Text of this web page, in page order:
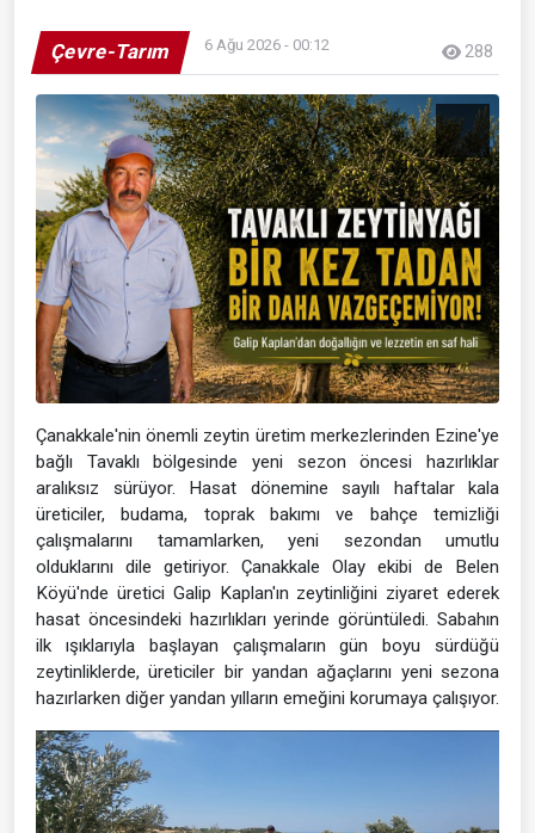
Çevre-Tarım 6 Ağu 2026 - 00:12 288
Çanakkale'nin önemli zeytin üretim merkezlerinden Ezine'ye
bağlı Tavaklı bölgesinde yeni sezon öncesi hazırlıklar
aralıksız sürüyor. Hasat dönemine sayılı haftalar kala
üreticiler, budama, toprak bakımı ve bahçe temizliği
çalışmalarını tamamlarken, yeni sezondan umutlu
olduklarını dile getiriyor. Çanakkale Olay ekibi de Belen
Köyü'nde üretici Galip Kaplan'ın zeytinliğini ziyaret ederek
hasat öncesindeki hazırlıkları yerinde görüntüledi. Sabahın
ilk ışıklarıyla başlayan çalışmaların gün boyu sürdüğü
zeytinliklerde, üreticiler bir yandan ağaçlarını yeni sezona
hazırlarken diğer yandan yılların emeğini korumaya çalışıyor.